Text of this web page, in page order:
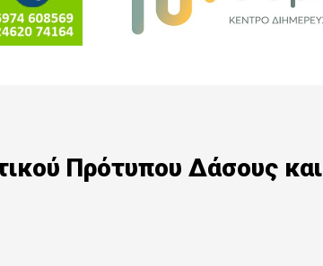
Πρότυπου Δάσους και